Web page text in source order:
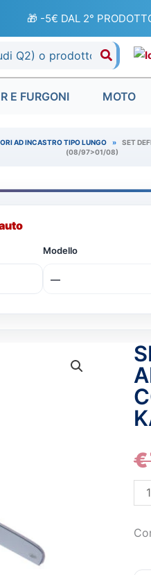
🎁 -5€ DAL 2°
E FURGONI MOTO
AD INCASTRO TIPO LUNGO »
SET
(08/97>01/08)
Modello
€
Set
ad
per